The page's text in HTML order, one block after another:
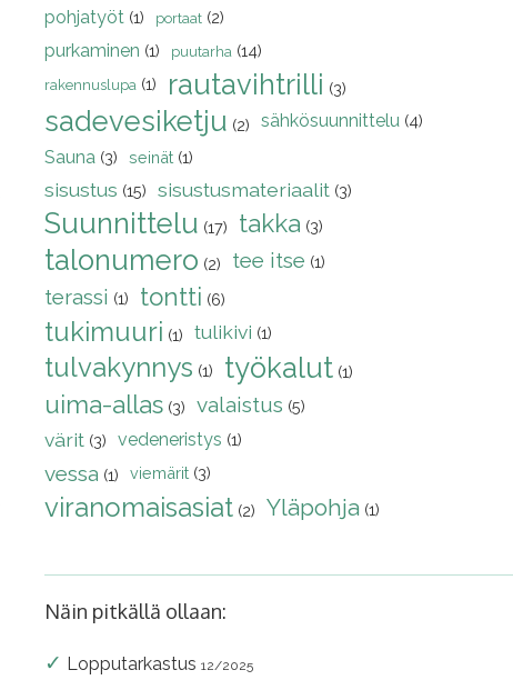
pohjatyöt (1) portaat (2)
purkaminen (1) puutarha (14)
rakennuslupa (1) rautavihtrilli (3)
sadevesiketju (2) sähkösuunnittelu (4)
Sauna (3) seinät (1)
sisustus (15) sisustusmateriaalit (3)
Suunnittelu (17) takka (3)
talonumero (2) tee itse (1)
terassi (1) tontti (6)
tukimuuri (1) tulikivi (1)
tulvakynnys (1) työkalut (1)
uima-allas (3) valaistus (5)
värit (3) vedeneristys (1)
vessa (1) viemärit (3)
viranomaisasiat (2) Yläpohja (1)
Näin pitkällä ollaan:
Lopputarkastus 12/2025